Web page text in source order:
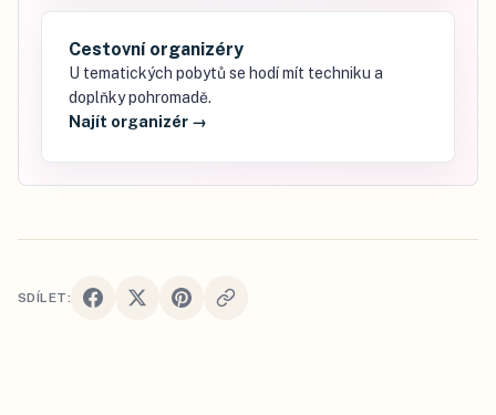
Cestovní organizéry
U tematických pobytů se hodí mít techniku a
doplňky pohromadě.
Najít organizér →
SDÍLET: